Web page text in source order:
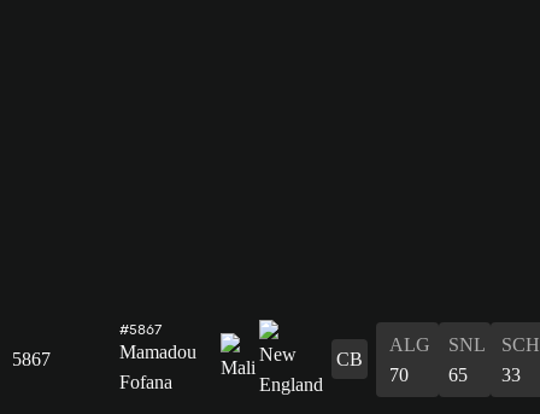
5867
#5867
Mamadou
Fofana
CB
ALG
70
SNL
65
SCH
33